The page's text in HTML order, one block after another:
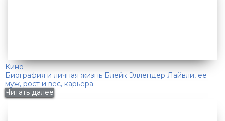
Кино
Биография и личная жизнь Блейк Эллендер Лайвли, ее
муж, рост и вес, карьера
Читать далее